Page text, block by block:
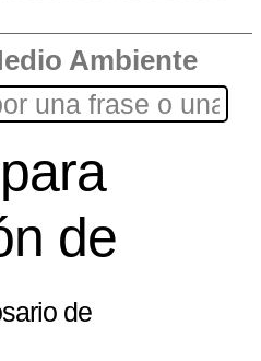
Ambiente
de
de